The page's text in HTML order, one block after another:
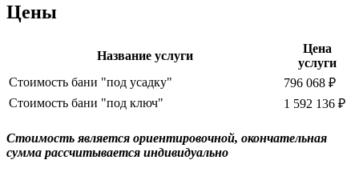
Цены
Название услуги
Цена
услуги
Стоимость бани "под усадку"
796 068 ₽
Стоимость бани "под ключ"
1 592 136 ₽
Cтоимость является ориентировочной, окончательная
сумма рассчитывается индивидуально